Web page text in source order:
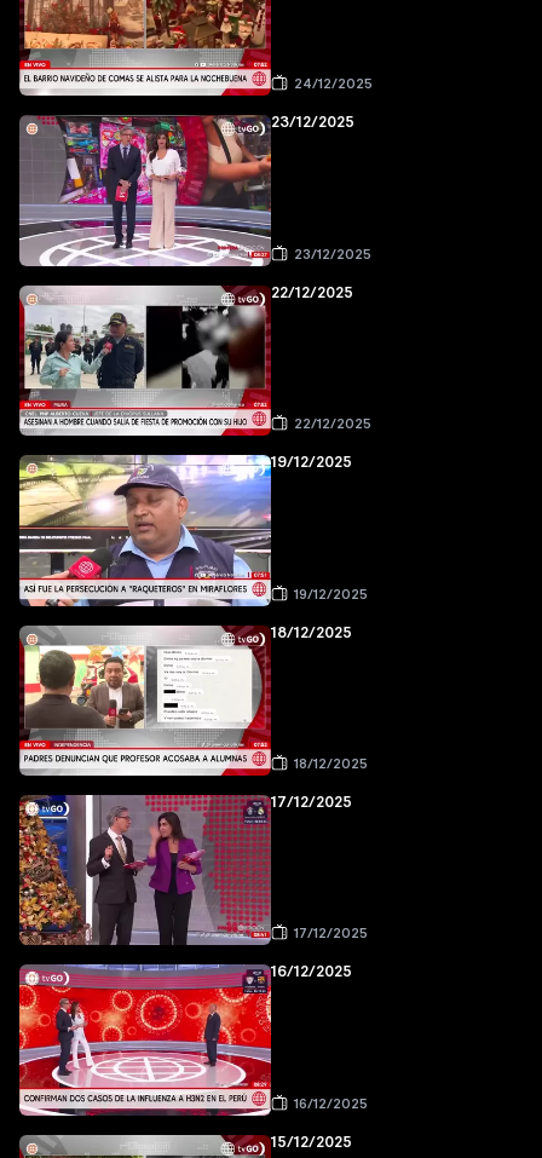
24/12/2025
23/12/2025
23/12/2025
22/12/2025
22/12/2025
19/12/2025
19/12/2025
18/12/2025
18/12/2025
17/12/2025
17/12/2025
16/12/2025
16/12/2025
15/12/2025